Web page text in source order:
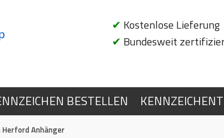
✔ Kostenlose Lieferung
✔ Bundesweit
BESTELLEN
Herford Anhänger